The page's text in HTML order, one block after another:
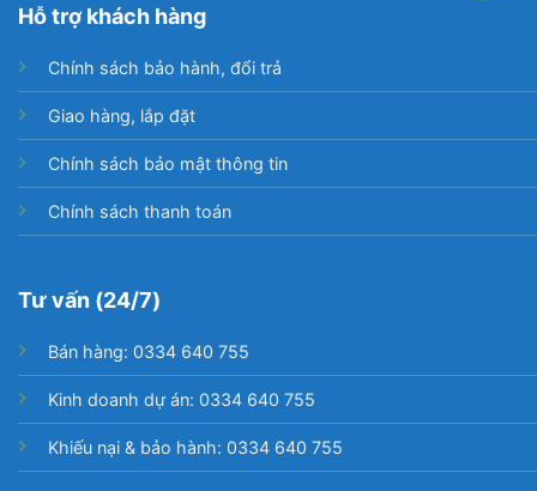
Hỗ trợ khách hàng
Chính sách bảo hành, đổi trả
Giao hàng, lắp đặt
Chính sách bảo mật thông tin
Chính sách thanh toán
Tư vấn (24/7)
Bán hàng: 0334 640 755
Kinh doanh dự án: 0334 640 755
Khiếu nại & bảo hành: 0334 640 755